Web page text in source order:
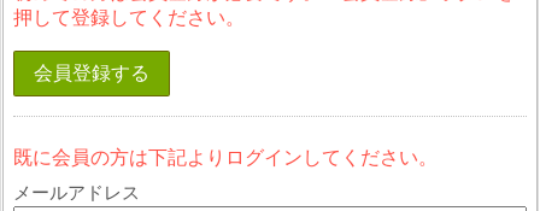
押して登録してください。
会員登録する
既に会員の方は下記よりログインしてください。
メールアドレス